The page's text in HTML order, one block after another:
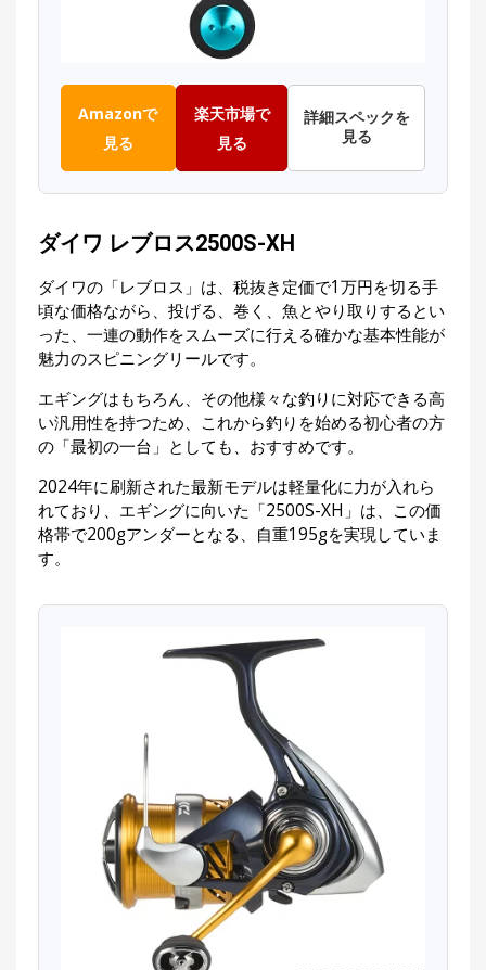
Amazonで
見る
楽天市場で
見る
詳細スペックを
見る
ダイワ レブロス2500S-XH
ダイワの「レブロス」は、税抜き定価で1万円を切る手
頃な価格ながら、投げる、巻く、魚とやり取りするとい
った、一連の動作をスムーズに行える確かな基本性能が
魅力のスピニングリールです。
エギングはもちろん、その他様々な釣りに対応できる高
い汎用性を持つため、これから釣りを始める初心者の方
の「最初の一台」としても、おすすめです。
2024年に刷新された最新モデルは軽量化に力が入れら
れており、エギングに向いた「2500S-XH」は、この価
格帯で200gアンダーとなる、自重195gを実現していま
す。